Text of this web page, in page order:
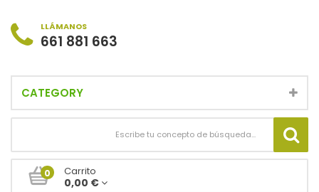
LLÁMANOS
661 881 663
CATEGORY
0 Carrito
0,00 €